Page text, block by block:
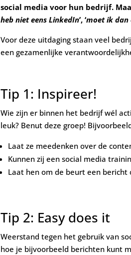
social media voor hun bedrijf.
heb niet eens LinkedIn’, ‘moet ik dan
Voor deze uitdaging staan veel
een gezamenlijke
Tip 1: Inspireer!
Wie zijn er binnen het bedrijf wél
leuk? Benut deze groep!
Laat ze meedenken over de
Kunnen zij een social media
Laat hen om de beurt een bericht
Tip 2: Easy does it
Weerstand tegen het gebruik van
hoe je bijvoorbeeld berichten kunt